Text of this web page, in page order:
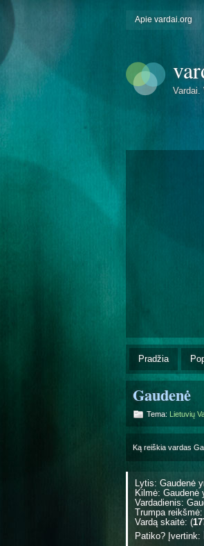
Apie vardai.org
Vardai.
Pradžia
Gaudenė
Tema: Lietuvių
Ką reiškia vardas
Lytis: Gaudenė
Kilmė: Gaudenė
Vardadienis:
Trumpa
Vardą skaitė: (
Patiko? Įvertink: